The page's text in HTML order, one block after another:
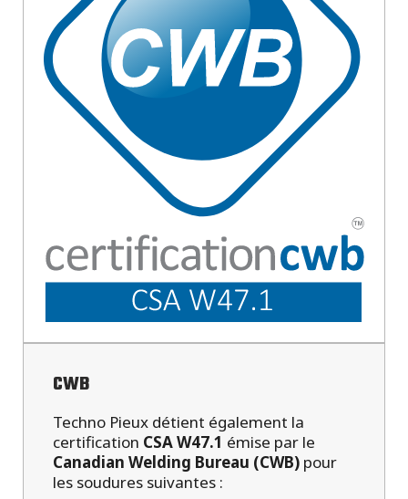
CWB
Techno Pieux détient également la
certification CSA W47.1 émise par le
Canadian Welding Bureau (CWB) pour
les soudures suivantes :